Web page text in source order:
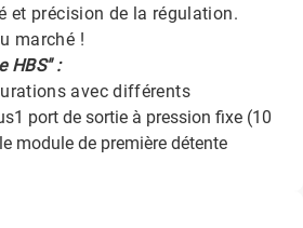
et précision de la régulation.
marché !
HBS" :
avec différents
port de sortie à pression fixe (10
module de première détente